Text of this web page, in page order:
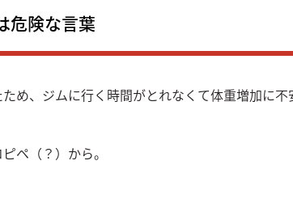
危険な言葉
め、ジムに行く時間がとれなくて体重増加に
ペ（？）から。